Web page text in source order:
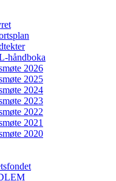
håndboka
2026
2025
2024
2023
2022
2021
2020